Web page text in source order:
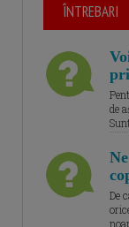
ÎNTREBARI
de
De